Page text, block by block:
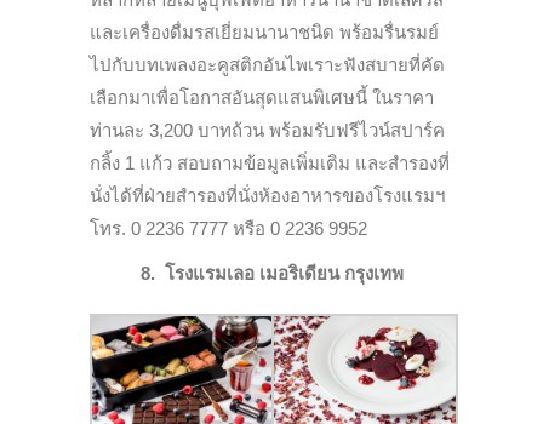
และเครื่องดื่มรสเยี่ยมนานาชนิด พร้อมรื่นรมย์
ไปกับบทเพลงอะคูสติกอันไพเราะฟังสบายที่คัด
เลือกมาเพื่อโอกาสอันสุดแสนพิเศษนี้ ในราคา
ท่านละ 3,200 บาทถ้วน พร้อมรับฟรีไวน์สปาร์ค
กลิ้ง 1 แก้ว สอบถามข้อมูลเพิ่มเติม และสำรองที่
นั่งได้ที่ฝ่ายสำรองที่นั่งห้องอาหารของโรงแรมฯ
โทร. 0 2236 7777 หรือ 0 2236 9952
8. โรงแรมเลอ เมอริเดียน กรุงเทพ